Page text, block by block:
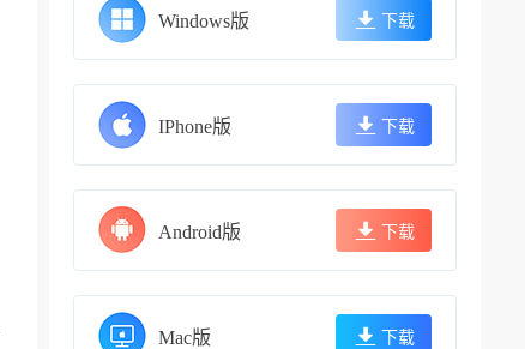
Windows版 下载
IPhone版 下载
Android版 下载
Mac版 下载